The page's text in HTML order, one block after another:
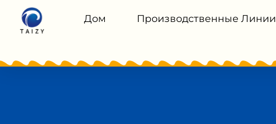
Дом Производственные Линии